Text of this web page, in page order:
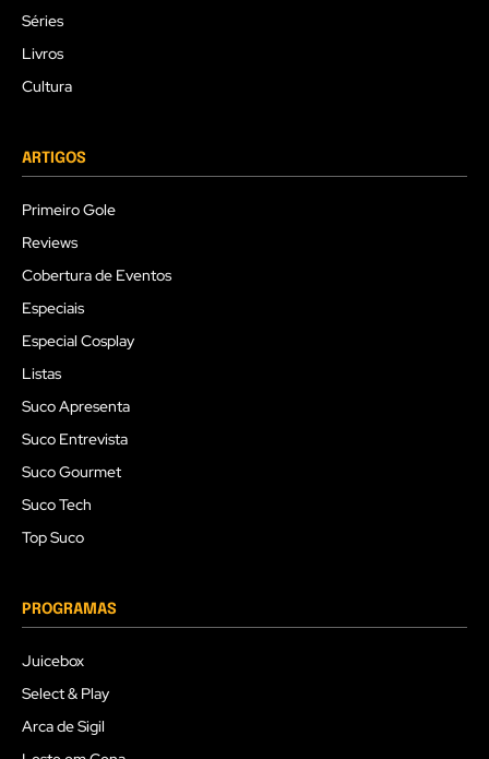
Séries
Livros
Cultura
ARTIGOS
Primeiro Gole
Reviews
Cobertura de Eventos
Especiais
Especial Cosplay
Listas
Suco Apresenta
Suco Entrevista
Suco Gourmet
Suco Tech
Top Suco
PROGRAMAS
Juicebox
Select & Play
Arca de Sigil